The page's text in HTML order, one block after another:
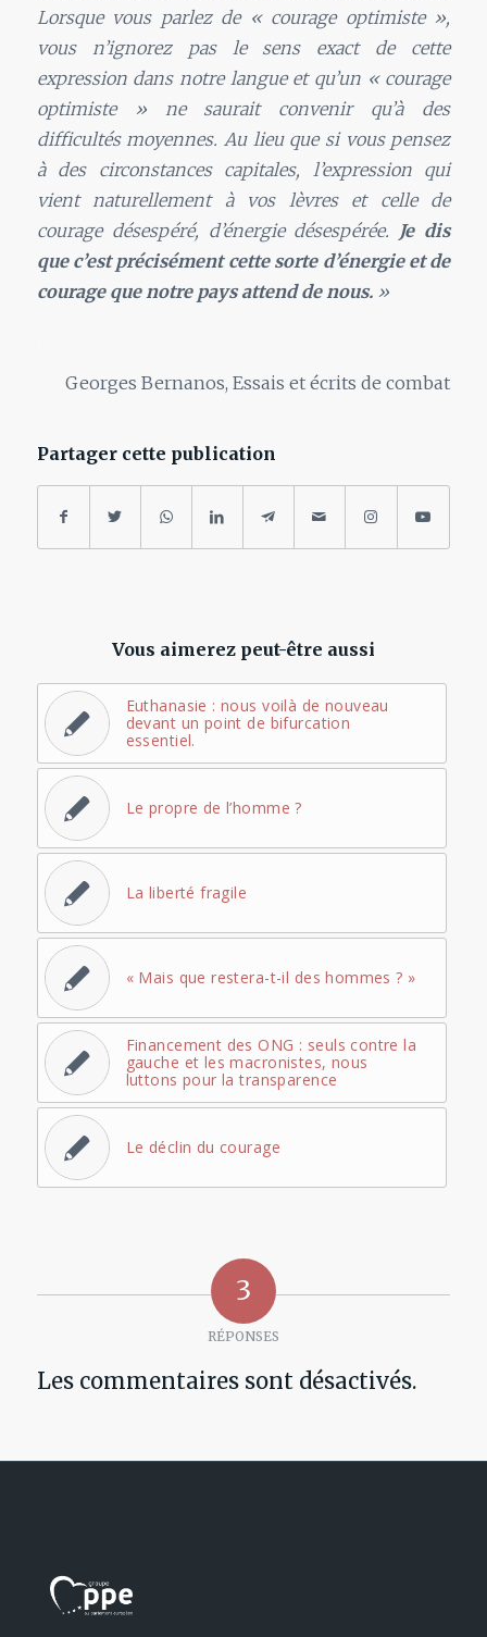
Lorsque vous parlez de « courage optimiste »,
vous n’ignorez pas le sens exact de cette
expression dans notre langue et qu’un « courage
optimiste » ne saurait convenir qu’à des
difficultés moyennes. Au lieu que si vous pensez
à des circonstances capitales, l’expression qui
vient naturellement à vos lèvres et celle de
courage désespéré, d’énergie désespérée. Je dis
que c’est précisément cette sorte d’énergie et de
courage que notre pays attend de nous. »
Georges Bernanos, Essais et écrits de combat
Partager cette publication
Vous aimerez peut-être aussi
Euthanasie : nous voilà de nouveau
devant un point de bifurcation
essentiel.
Le propre de l’homme ?
La liberté fragile
« Mais que restera-t-il des hommes ? »
Financement des ONG : seuls contre la
gauche et les macronistes, nous
luttons pour la transparence
Le déclin du courage
3
RÉPONSES
Les commentaires sont désactivés.